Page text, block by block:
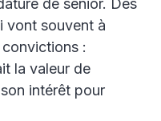
de senior. Des
vont souvent à
convictions :
la valeur de
intérêt pour